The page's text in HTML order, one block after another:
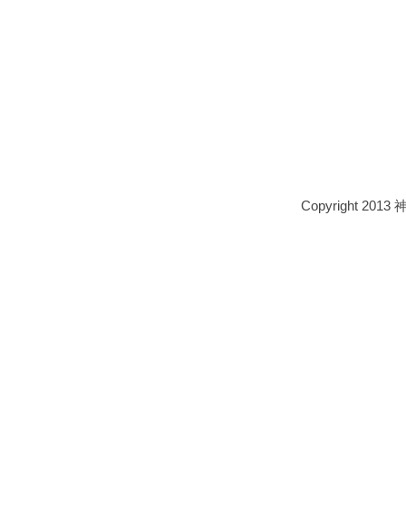
Copyright 2013